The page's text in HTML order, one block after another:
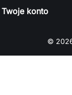
Twoje konto
©